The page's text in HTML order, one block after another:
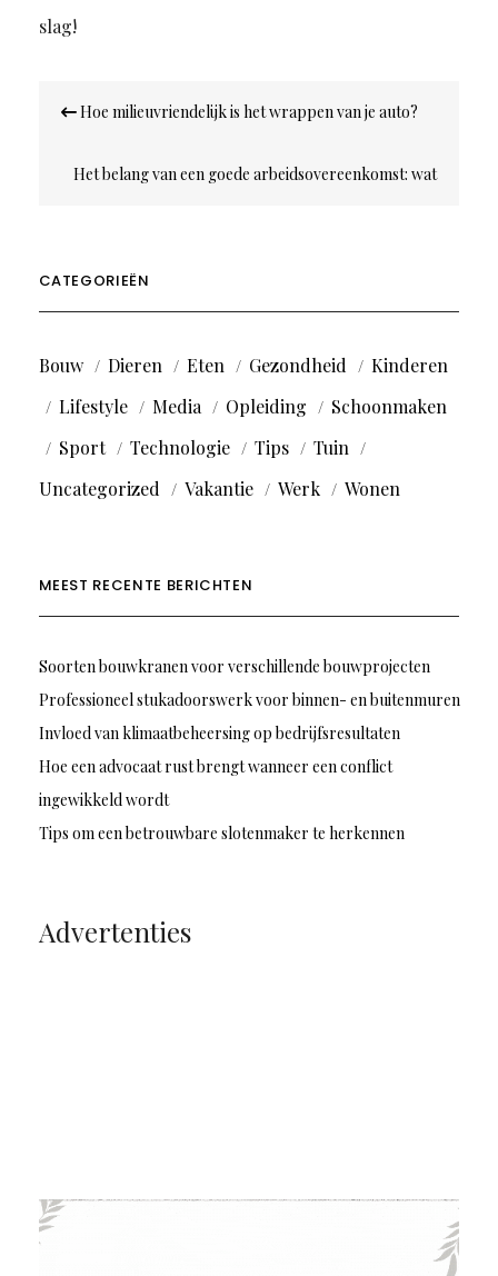
slag!
navigatie
Hoe milieuvriendelijk is het wrappen van je auto?
Het belang van een goede arbeidsovereenkomst: wat
CATEGORIEËN
Bouw Dieren Eten Gezondheid
Kinderen
Lifestyle
Media Opleiding
Schoonmaken
Sport
Technologie Tips
Tuin
Uncategorized
Vakantie Werk Wonen
MEEST RECENTE BERICHTEN
Soorten bouwkranen voor verschillende bouwprojecten
Professioneel stukadoorswerk voor binnen- en buitenmuren
Invloed van klimaatbeheersing op bedrijfsresultaten
Hoe een advocaat rust brengt wanneer een conflict
ingewikkeld wordt
Tips om een betrouwbare slotenmaker te herkennen
Advertenties